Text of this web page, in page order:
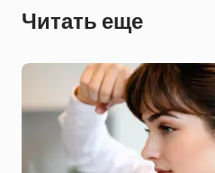
Читать еще